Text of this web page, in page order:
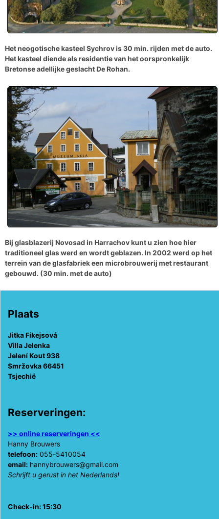
Het neogotische kasteel Sychrovis 30 min. rijden met de auto.
Het kasteel diende als residentie van het oorspronkelijk
Bretonse adellijke geslacht De Rohan.
Bij glasblazerij Novosad in Harrachovkunt u zien hoe hier
traditioneel glas werd en wordt geblazen. In 2002 werd op het
terrein van de glasfabriek een microbrouwerij met restaurant
gebouwd. (30 min. met de auto)
Plaats
Jitka Fikejsová
Villa Jelenka
Jelení Kout 938
Smržovka 66451
Tsjechië
Reserveringen:
>> online reserveringen <<
Hanny Brouwers
telefoon: 055-5410054
email: hannybrouwers@gmail.com
Schrijft u gerust in het Nederlands!
Check-in: 15:30